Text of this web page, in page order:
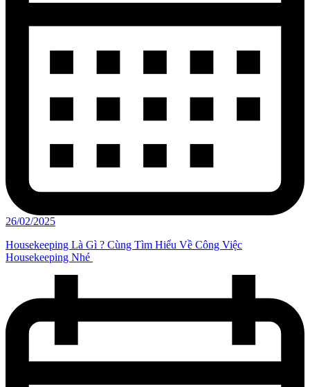
26/02/2025
Housekeeping Là Gì ? Cùng Tìm Hiểu Về Công Việc
Housekeeping Nhé